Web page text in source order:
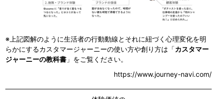
※上記図解のように生活者の行動動線とそれに紐づく心理変化を明
らかにするカスタマージャーニーの使い方や創り方は 「カスタマー
ジャーニーの教科書 」をご覧ください。
https://www.journey-navi.com/